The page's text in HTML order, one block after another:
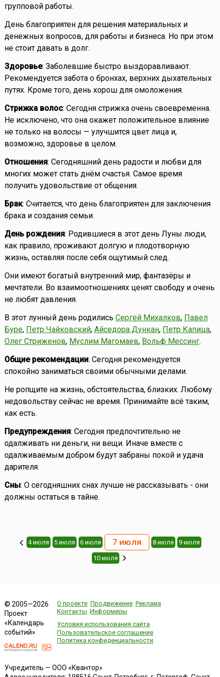
групповой работы.
День благоприятен для решения материальных и
денежных вопросов, для работы и бизнеса. Но при этом
не стоит давать в долг.
Здоровье: Заболевшие быстро выздоравливают.
Рекомендуется забота о бронхах, верхних дыхательных
путях. Кроме того, день хорош для омоложения.
Стрижка волос: Сегодня стрижка очень своевременна.
Не исключено, что она окажет положительное влияние
не только на волосы — улучшится цвет лица и,
возможно, здоровье в целом.
Отношения: Сегодняшний день радости и любви для
многих может стать днём счастья. Самое время
получить удовольствие от общения.
Брак: Считается, что день благоприятен для заключения
брака и создания семьи.
День рождения: Родившиеся в этот день Луны люди,
как правило, проживают долгую и плодотворную
жизнь, оставляя после себя ощутимый след.
Они имеют богатый внутренний мир, фантазёры и
мечтатели. Во взаимоотношениях ценят свободу и очень
не любят давления.
В этот лунный день родились Сергей Михалков, Павел
Буре, Петр Чайковский, Айседора Дункан, Петр Капица,
Олег Стриженов, Муслим Магомаев, Вольф Мессинг.
Общие рекомендации: Сегодня рекомендуется
спокойно заниматься своими обычными делами.
Не ропщите на жизнь, обстоятельства, близких. Любому
недовольству сейчас не время. Принимайте всё таким,
как есть.
Предупреждения: Сегодня предпочтительно не
одалживать ни деньги, ни вещи. Иначе вместе с
одалживаемым добром будут забраны покой и удача
дарителя.
Сны: О сегодняшних снах лучше не рассказывать - они
должны остаться в тайне.
4 июля 5 июля 6 июля 7 июля 8 июля 9 июля
10 июля
© 2005—2026
Проект
«Календарь
событий»
О проекте Продвижение Реклама
Контакты Информеры
Условия использования сайта
Пользовательское соглашение
Политика конфиденциальности
Учредитель — ООО «Квантор»